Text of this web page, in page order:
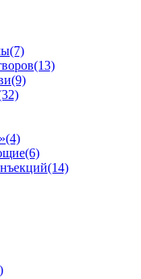
(7)
(13)
(9)
(4)
(6)
(14)